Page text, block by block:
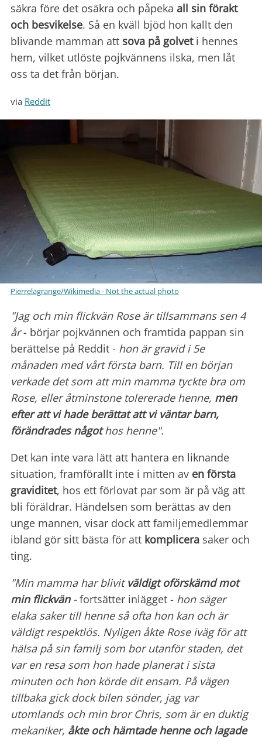
säkra före det osäkra och påpeka all sin förakt
och besvikelse. Så en kväll bjöd hon kallt den
blivande mamman att sova på golveti hennes
hem, vilket utlöste pojkvännens ilska, men låt
oss ta det från början.
via Reddit
Pierrelagrange/Wikimedia - Not the actual photo
"Jag och min flickvän Rose är tillsammans sen 4
år- börjar pojkvännen och framtida pappan sin
berättelse på Reddit - hon är gravid i 5e
månaden med vårt första barn. Till en början
verkade det som att min mamma tyckte bra om
Rose, eller åtminstone tolererade henne, men
efter att vi hade berättat att vi väntar barn,
förändrades någothos henne".
Det kan inte vara lätt att hantera en liknande
situation, framförallt inte i mitten av en första
graviditet, hos ett förlovat par som är på väg att
bli föräldrar. Händelsen som berättas av den
unge mannen, visar dock att familjemedlemmar
ibland gör sitt bästa för att komplicera saker och
ting.
"Min mamma har blivitväldigt oförskämd mot
min flickvän-fortsätter inlägget - hon säger
elaka saker till henne så ofta hon kan och är
väldigt respektlös. Nyligen åkte Rose iväg för att
hälsa på sin familj som bor utanför staden, det
var en resa som hon hade planerat i sista
minuten och hon körde dit ensam. På vägen
tillbaka gick dock bilen sönder, jag var
utomlands och min bror Chris, som är en duktig
mekaniker, åkte och hämtade henne och lagade